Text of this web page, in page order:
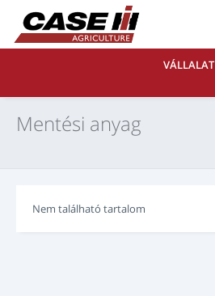
VÁLLALAT
Mentési anyag
Nem található tartalom